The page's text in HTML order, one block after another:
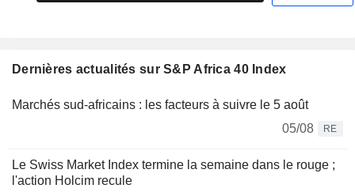
Dernières actualités sur S&P Africa 40 Index
Marchés sud-africains : les facteurs à suivre le 5 août
05/08
RE
Le Swiss Market Index termine la semaine dans le rouge ;
l'action Holcim recule